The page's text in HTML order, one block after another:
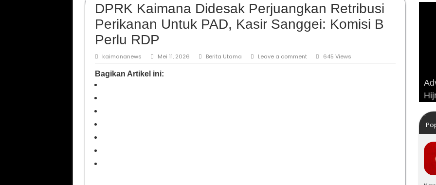
DPRK Kaimana Didesak Perjuangkan Retribusi
Perikanan Untuk PAD, Kasir Sanggei: Komisi B
Perlu RDP
kaimananews Mei 11, 2026 Berita Utama Leave a comment 645 Views
Bagikan Artikel ini: